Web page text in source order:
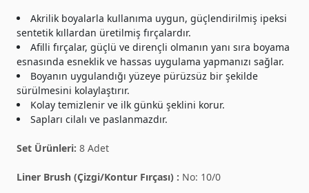
Akrilik boyalarla kullanıma uygun, güçlendirilmiş ipeksi
sentetik kıllardan üretilmiş fırçalardır.
Afilli fırçalar, güçlü ve dirençli olmanın yanı sıra boyama
esnasında esneklik ve hassas uygulama yapmanızı sağlar.
Boyanın uygulandığı yüzeye pürüzsüz bir şekilde
sürülmesini kolaylaştırır.
Kolay temizlenir ve ilk günkü şeklini korur.
Sapları cilalı ve paslanmazdır.
Set Ürünleri: 8 Adet
Liner Brush (Çizgi/Kontur Fırçası) : No: 10/0